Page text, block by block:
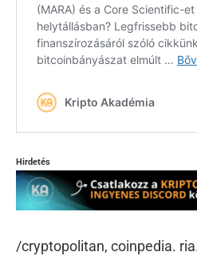
Hirdetés
/cryptopolitan, coinpedia.